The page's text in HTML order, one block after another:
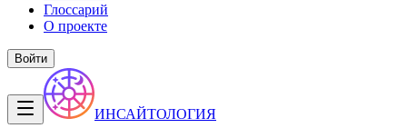
Глоссарий
О проекте
Войти
ИНСАЙТОЛОГИЯ